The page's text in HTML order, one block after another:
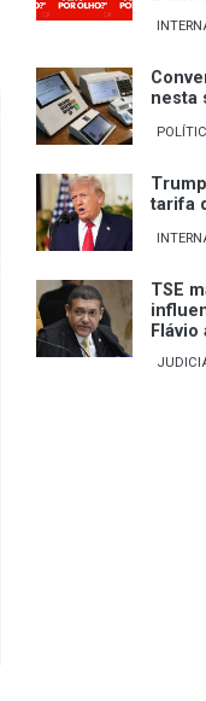
nesta
tarifa
TSE
Flávio